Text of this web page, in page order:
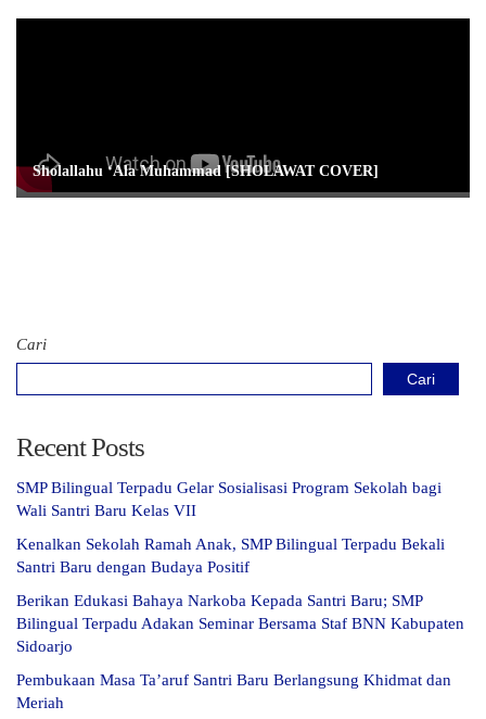
Sholallahu ‘Ala Muhammad [SHOLAWAT COVER]
Cari
Cari
Recent Posts
SMP Bilingual Terpadu Gelar Sosialisasi Program Sekolah bagi
Wali Santri Baru Kelas VII
Kenalkan Sekolah Ramah Anak, SMP Bilingual Terpadu Bekali
Santri Baru dengan Budaya Positif
Berikan Edukasi Bahaya Narkoba Kepada Santri Baru; SMP
Bilingual Terpadu Adakan Seminar Bersama Staf BNN Kabupaten
Sidoarjo
Pembukaan Masa Ta’aruf Santri Baru Berlangsung Khidmat dan
Meriah